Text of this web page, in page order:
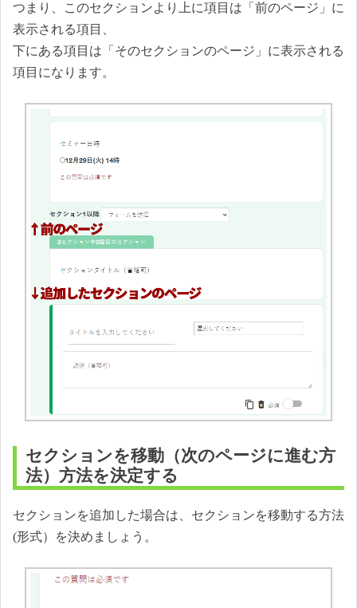
つまり、このセクションより上に項目は「前のページ」に
表示される項目、
下にある項目は「そのセクションのページ」に表示される
項目になります。
セクションを移動（次のページに進む方
法）方法を決定する
セクションを追加した場合は、セクションを移動する方法
(形式）を決めましょう。